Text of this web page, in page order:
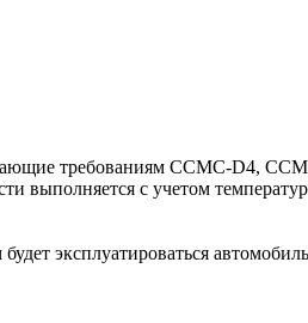
требованиям ССМС-D4,
выполняется с учетом
эксплуатироваться